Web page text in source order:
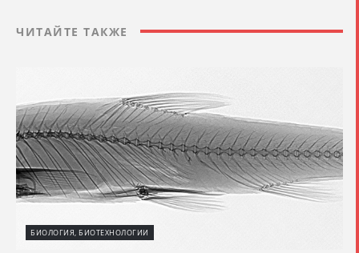
ЧИТАЙТЕ ТАКЖЕ
БИОЛОГИЯ, БИОТЕХНОЛОГИИ